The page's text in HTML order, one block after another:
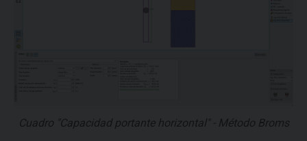
Cuadro "Capacidad portante horizontal" - Método Broms